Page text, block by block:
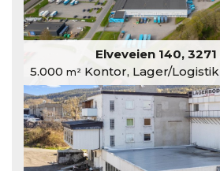
Elveveien 140,
5.000 m²Kontor, Lager/Logistikk,